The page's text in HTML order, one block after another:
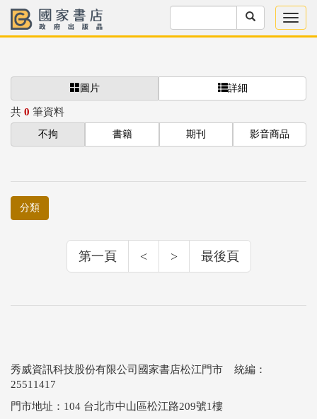
圖片 詳細
共 0 筆資料
不拘 書籍 期刊 影音商品
分類
第一頁 < > 最後頁
秀威資訊科技股份有限公司國家書店松江門市 統編：
25511417
門市地址：104 台北市中山區松江路209號1樓